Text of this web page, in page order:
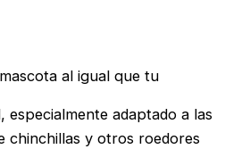
al igual que tu
especialmente adaptado a las
chinchillas y otros roedores